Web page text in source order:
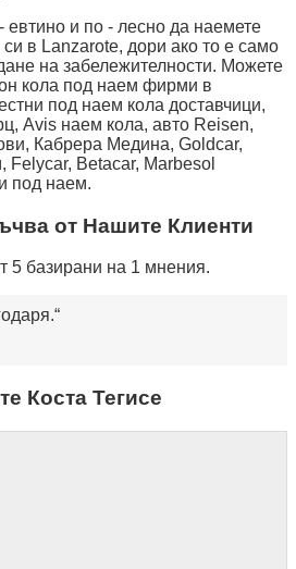
евтино и по - лесно да наемете
си в Lanzarote, дори ако то е само
на забележителности. Можете
кола под наем фирми в
под наем кола доставчици,
Avis наем кола, авто Reisen,
Кабрера Медина, Goldcar,
Betacar, Marbesol
под наем.
от Нашите Клиенти
5 базирани на 1 мнения.
Коста Тегисе